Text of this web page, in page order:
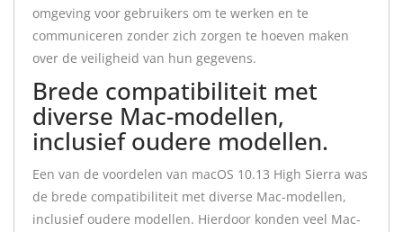
omgeving voor gebruikers om te werken en te
communiceren zonder zich zorgen te hoeven maken
over de veiligheid van hun gegevens.
Brede compatibiliteit met
diverse Mac-modellen,
inclusief oudere modellen.
Een van de voordelen van macOS 10.13 High Sierra was
de brede compatibiliteit met diverse Mac-modellen,
inclusief oudere modellen. Hierdoor konden veel Mac-